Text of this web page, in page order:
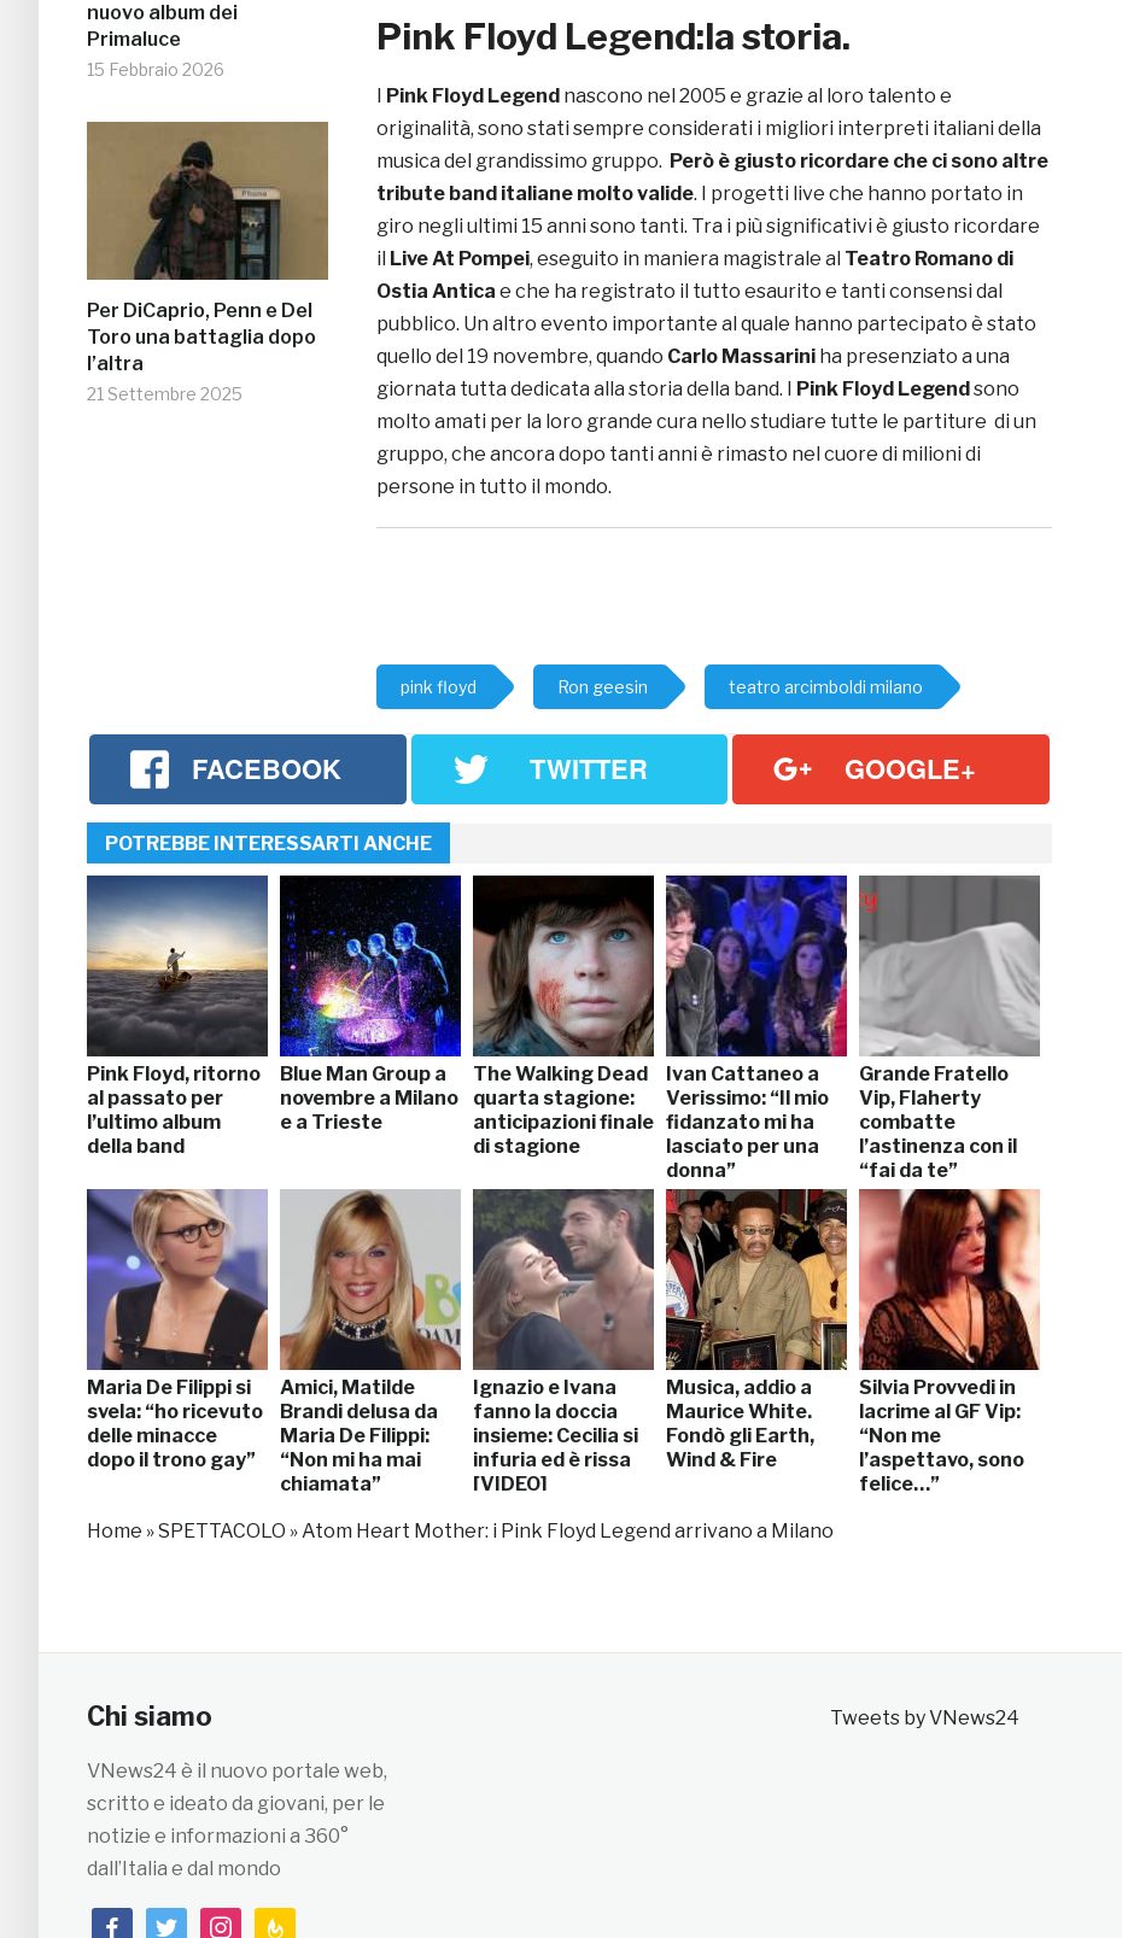
nuovo album dei
Primaluce
15 Febbraio 2026
Per DiCaprio, Penn e Del
Toro una battaglia dopo
l’altra
21 Settembre 2025
Pink Floyd Legend:la storia.
Pink Floyd Legend nascono nel 2005 e grazie al loro talento e
originalità, sono stati sempre considerati i migliori interpreti italiani della
musica del grandissimo gruppo. Però è giusto ricordare che ci sono altre
tribute band italiane molto valide. I progetti live che hanno portato in
giro negli ultimi 15 anni sono tanti. Tra i più significativi è giusto ricordare
il Live At Pompei, eseguito in maniera magistrale al Teatro Romano di
Ostia Antica e che ha registrato il tutto esaurito e tanti consensi dal
pubblico. Un altro evento importante al quale hanno partecipato è stato
quello del 19 novembre, quando Carlo Massarini ha presenziato a una
giornata tutta dedicata alla storia della band. I
Pink Floyd Legend sono
molto amati per la loro grande cura nello studiare tutte le partiture di un
gruppo, che ancora dopo tanti anni è rimasto nel cuore di milioni di
persone in tutto il mondo.
pink floyd Ron geesin teatro arcimboldi milano
FACEBOOK TWITTER GOOGLE+
POTREBBE INTERESSARTI ANCHE
Pink Floyd, ritorno
al passato per
l’ultimo album
della band
Blue Man Group a
novembre a Milano
e a Trieste
The Walking Dead
quarta stagione:
anticipazioni finale
di stagione
Ivan Cattaneo a
Verissimo: “Il mio
fidanzato mi ha
lasciato per una
donna”
Grande Fratello
Vip, Flaherty
combatte
l’astinenza con il
“fai da te”
Maria De Filippi si
svela: “ho ricevuto
delle minacce
dopo il trono gay”
Amici, Matilde
Brandi delusa da
Maria De Filippi:
“Non mi ha mai
chiamata”
Ignazio e Ivana
fanno la doccia
insieme: Cecilia si
infuria ed è rissa
[VIDEO]
Musica, addio a
Maurice White.
Fondò gli Earth,
Wind & Fire
Silvia Provvedi in
lacrime al GF Vip:
“Non me
l’aspettavo, sono
felice…”
Home »SPETTACOLO » Atom Heart Mother: i Pink Floyd Legend arrivano a Milano
Chi siamo
VNews24 è il nuovo portale web,
scritto e ideato da giovani, per le
notizie e informazioni a 360°
dall’Italia e dal mondo
facebooktwitterinstagramfeedburner
Tweets by VNews24